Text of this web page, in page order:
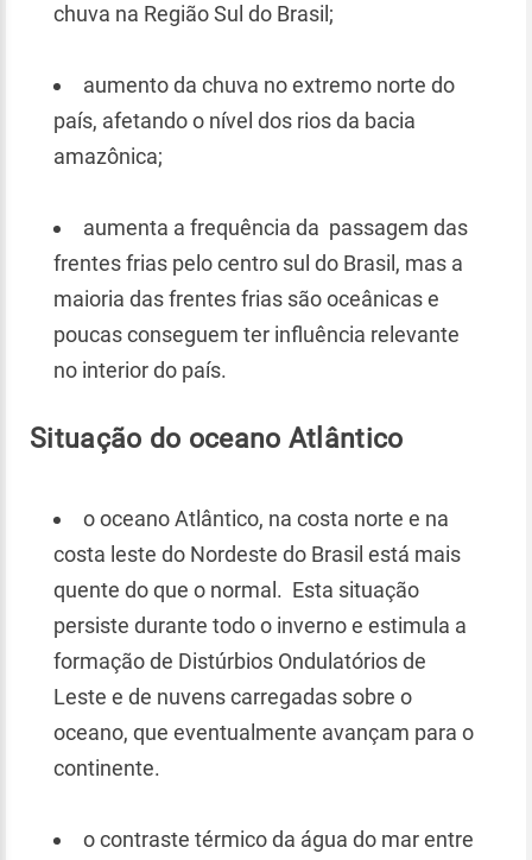
chuva na Região Sul do Brasil;
aumento da chuva no extremo norte do
país, afetando o nível dos rios da bacia
amazônica;
aumenta a frequência da passagem das
frentes frias pelo centro sul do Brasil, mas a
maioria das frentes frias são oceânicas e
poucas conseguem ter influência relevante
no interior do país.
Situação do oceano Atlântico
o oceano Atlântico, na costa norte e na
costa leste do Nordeste do Brasil está mais
quente do que o normal. Esta situação
persiste durante todo o inverno e estimula a
formação de Distúrbios Ondulatórios de
Leste e de nuvens carregadas sobre o
oceano, que eventualmente avançam para o
continente.
o contraste térmico da água do mar entre